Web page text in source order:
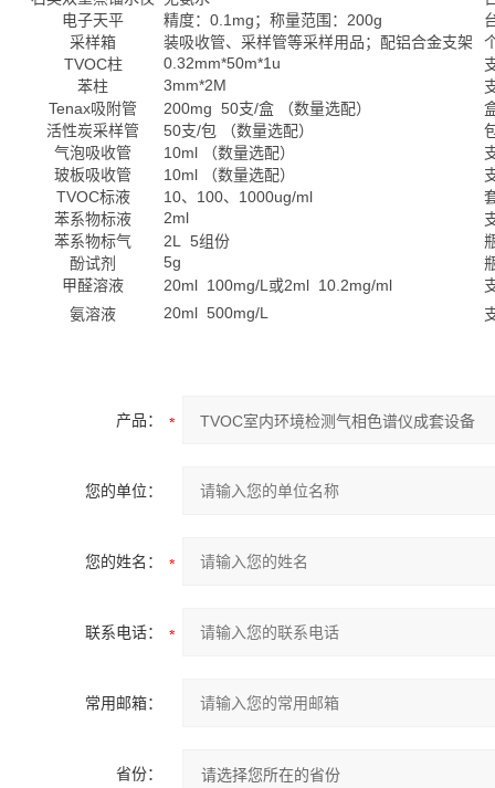
电子天平
精度：0.1mg；称量范围：200g
采样箱
装吸收管、采样管等采样用品；配铝合金支架
TVOC柱
0.32mm*50m*1u
苯柱
3mm*2M
Tenax吸附管
200mg 50支/盒 （数量选配）
活性炭采样管
50支/包 （数量选配）
气泡吸收管
10ml （数量选配）
玻板吸收管
10ml （数量选配）
TVOC标液
10、100、1000ug/ml
苯系物标液
2ml
苯系物标气
2L 5组份
酚试剂
5g
甲醛溶液
20ml 100mg/L或2ml 10.2mg/ml
氨溶液
20ml 500mg/L
产品：
您的单位：
您的姓名：
联系电话：
常用邮箱：
省份：